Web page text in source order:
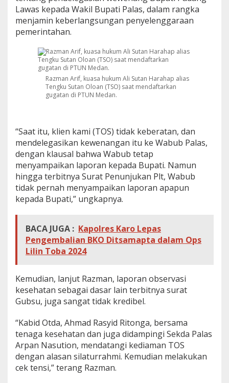
Lawas kepada Wakil Bupati Palas, dalam rangka
menjamin keberlangsungan penyelenggaraan
pemerintahan.
Razman Arif, kuasa hukum Ali Sutan Harahap alias
Tengku Sutan Oloan (TSO) saat mendaftarkan
gugatan di PTUN Medan.
“Saat itu, klien kami (TOS) tidak keberatan, dan
mendelegasikan kewenangan itu ke Wabub Palas,
dengan klausal bahwa Wabub tetap
menyampaikan laporan kepada Bupati. Namun
hingga terbitnya Surat Penunjukan Plt, Wabub
tidak pernah menyampaikan laporan apapun
kepada Bupati,” ungkapnya.
BACA JUGA : Kapolres Karo Lepas
Pengembalian BKO Ditsamapta dalam Ops
Lilin Toba 2024
Kemudian, lanjut Razman, laporan observasi
kesehatan sebagai dasar lain terbitnya surat
Gubsu, juga sangat tidak kredibel.
“Kabid Otda, Ahmad Rasyid Ritonga, bersama
tenaga kesehatan dan juga didampingi Sekda Palas
Arpan Nasution, mendatangi kediaman TOS
dengan alasan silaturrahmi. Kemudian melakukan
cek tensi,” terang Razman.